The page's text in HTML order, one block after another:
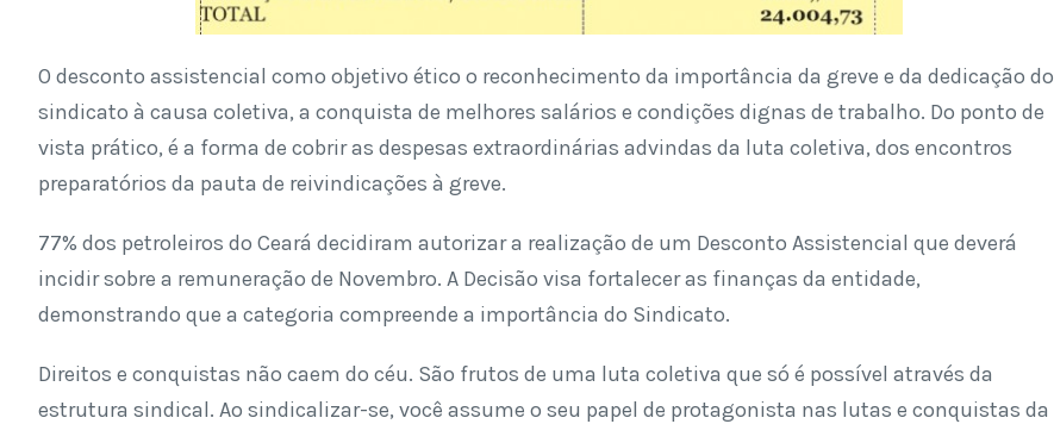
O desconto assistencial como objetivo ético o reconhecimento da importância da greve e da dedicação do
sindicato à causa coletiva, a conquista de melhores salários e condições dignas de trabalho. Do ponto de
vista prático, é a forma de cobrir as despesas extraordinárias advindas da luta coletiva, dos encontros
preparatórios da pauta de reivindicações à greve.
77% dos petroleiros do Ceará decidiram autorizar a realização de um Desconto Assistencial que deverá
incidir sobre a remuneração de Novembro. A Decisão visa fortalecer as finanças da entidade,
demonstrando que a categoria compreende a importância do Sindicato.
Direitos e conquistas não caem do céu. São frutos de uma luta coletiva que só é possível através da
estrutura sindical. Ao sindicalizar-se, você assume o seu papel de protagonista nas lutas e conquistas da